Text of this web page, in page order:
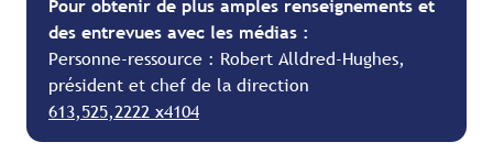
Pour obtenir de plus amples renseignements et
des entrevues avec les médias :
Personne-ressource : Robert Alldred-Hughes,
président et chef de la direction
613,525,2222 x4104